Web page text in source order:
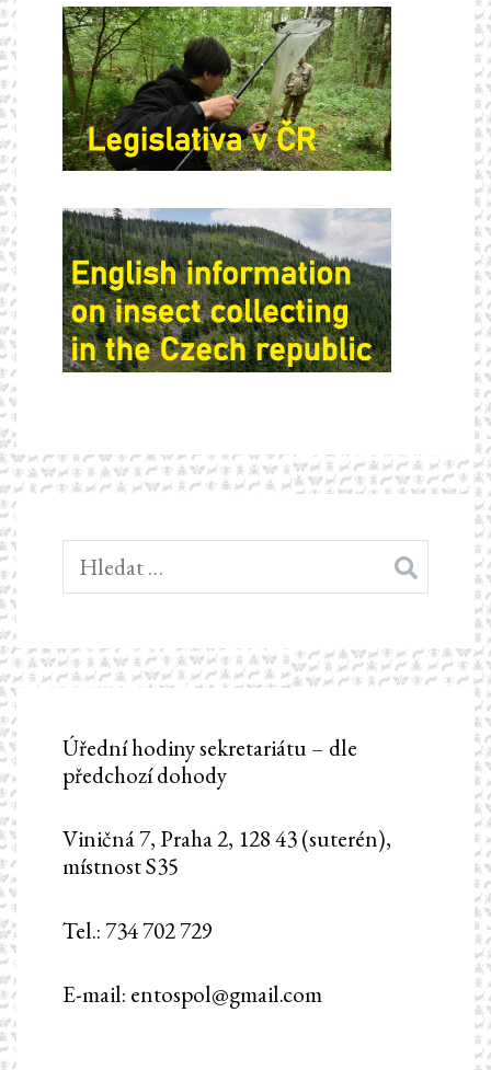
Vyhledávání
Úřední hodiny sekretariátu – dle
předchozí dohody
Viničná 7, Praha 2, 128 43 (suterén),
místnost S35
Tel.: 734 702 729
E-mail: entospol@gmail.com